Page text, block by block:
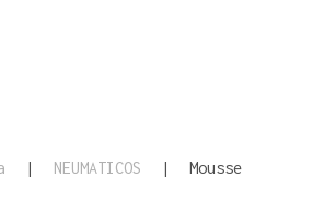
| NEUMATICOS | Mousse